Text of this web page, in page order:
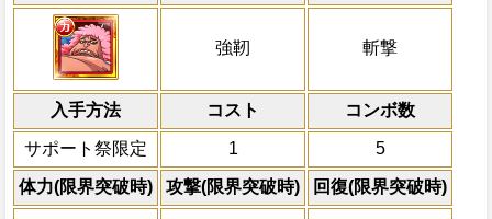
強靭 斬撃
入手方法 コスト コンボ数
サポート祭限定 1 5
体力(限界突破時) 攻撃(限界突破時) 回復(限界突破時)
通常時
一味の自属性スロット以外をランダムで
上限突破
船長効果
冒険開始時の必殺タ
キャラの攻撃を
にし、他の属性キャ
必殺技
ターン数：8
敵1体のHPを25%減
体力の上限を無視し
×30倍の全プレイヤー
(最大体力の2倍上限
冒険中1回限り、サポート対象キャラが必
BATTLEに進むまでの間サポート対象キ
が1.3倍になる
対象
力属性の強靭タイプ
力属性の攻撃を2倍にし、ターン終了時